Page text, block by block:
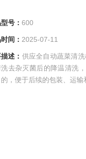
号： 600
间： 2025-07-11
述： 供应全自动蔬菜清
去杂灭菌后的降温清洗
，便于后续的包装、运输